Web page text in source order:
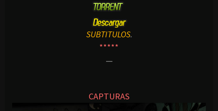
SUBTITULOS.
*****
—
CAPTURAS